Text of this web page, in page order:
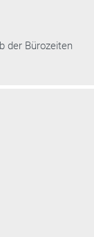
der Bürozeiten